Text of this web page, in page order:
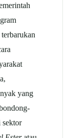
yang
sektor